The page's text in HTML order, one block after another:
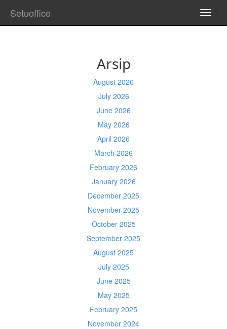
Setuoffice
Arsip
August 2026
July 2026
June 2026
May 2026
April 2026
March 2026
February 2026
January 2026
December 2025
November 2025
October 2025
September 2025
August 2025
July 2025
June 2025
May 2025
February 2025
November 2024